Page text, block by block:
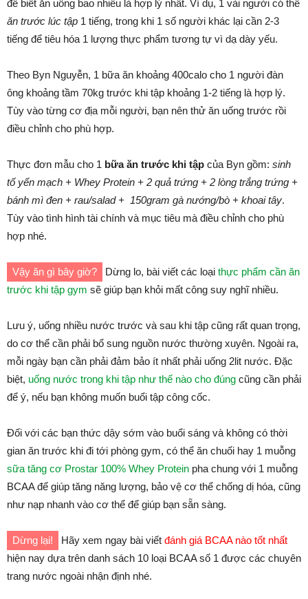
để biết ăn uống bao nhiêu là hợp lý nhất. Ví dụ, 1 vài người có thể
ăn trước lúc tập 1 tiếng, trong khi 1 số người khác lại cần 2-3
tiếng để tiêu hóa 1 lượng thực phẩm tương tự vì dạ dày yếu.
Theo Byn Nguyễn, 1 bữa ăn khoảng 400calo cho 1 người đàn
ông khoảng tầm 70kg trước khi tập khoảng 1-2 tiếng là hợp lý.
Tùy vào từng cơ địa mỗi người, bạn nên thử ăn uống trước rồi
điều chỉnh cho phù hợp.
Thực đơn mẫu cho 1 bữa ăn trước khi tập của Byn gồm: sinh
tố yến mạch + Whey Protein + 2 quả trứng + 2 lòng trắng trứng +
bánh mì đen + rau/salad + 150gram gà nướng/bò + khoai tây.
Tùy vào tình hình tài chính và mục tiêu mà điều chỉnh cho phù
hợp nhé.
Vậy ăn gì bây giờ? Dừng lo, bài viết các loại thực phẩm cần ăn
trước khi tập gym sẽ giúp bạn khỏi mất công suy nghĩ nhiều.
Lưu ý, uống nhiều nước trước và sau khi tập cũng rất quan trọng,
do cơ thể cần phải bổ sung nguồn nước thường xuyên. Ngoài ra,
mỗi ngày bạn cần phải đảm bảo ít nhất phải uống 2lit nước. Đặc
biệt, uống nước trong khi tập như thế nào cho đúng cũng cần phải
để ý, nếu bạn không muốn buổi tập công cốc.
Đối với các bạn thức dậy sớm vào buổi sáng và không có thời
gian ăn trước khi đi tới phòng gym, có thể ăn chuối hay 1 muỗng
sữa tăng cơ Prostar 100% Whey Protein pha chung với 1 muỗng
BCAA để giúp tăng năng lượng, bảo vệ cơ thể chống dị hóa, cũng
như nạp nhanh vào cơ thể để giúp bạn sẵn sàng.
Dừng lại! Hãy xem ngay bài viết đánh giá BCAA nào tốt nhất
hiện nay dựa trên danh sách 10 loại BCAA số 1 được các chuyên
trang nước ngoài nhận định nhé.